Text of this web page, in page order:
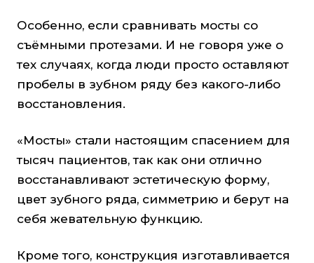
Особенно, если сравнивать мосты со
съёмными протезами. И не говоря уже о
тех случаях, когда люди просто оставляют
пробелы в зубном ряду без какого-либо
восстановления.
«Мосты» стали настоящим спасением для
тысяч пациентов, так как они отлично
восстанавливают эстетическую форму,
цвет зубного ряда, симметрию и берут на
себя жевательную функцию.
Кроме того, конструкция изготавливается